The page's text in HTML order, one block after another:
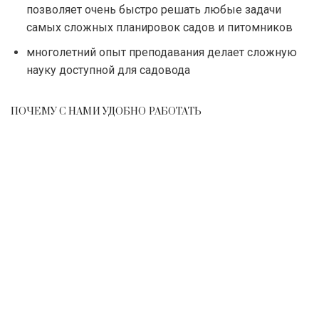
позволяет очень быстро решать любые задачи
самых сложных планировок садов и питомников
многолетний опыт преподавания делает сложную
науку доступной для садовода
ПОЧЕМУ С НАМИ УДОБНО РАБОТАТЬ